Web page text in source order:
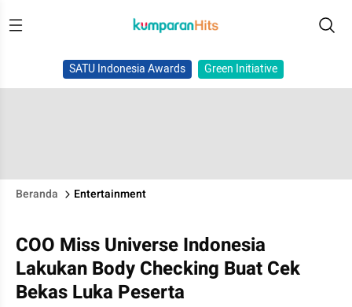
SATU Indonesia Awards Green Initiative
Beranda Entertainment
COO Miss Universe Indonesia
Lakukan Body Checking Buat Cek
Bekas Luka Peserta